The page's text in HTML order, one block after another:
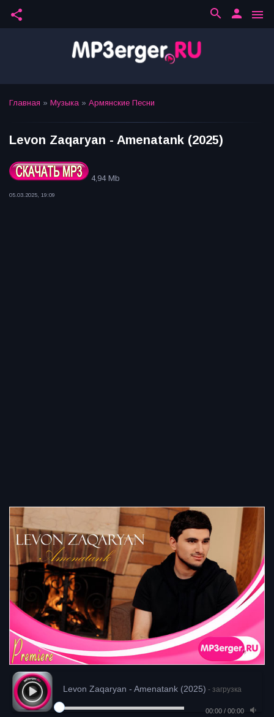
share menu
person
search
Главная » Музыка » Армянские Песни
Levon Zaqaryan - Amenatank (2025)
4,94 Mb
05.03.2025, 19:09
Levon Zaqaryan - Amenatank (2025) - загрузка
00:00 / 00:00